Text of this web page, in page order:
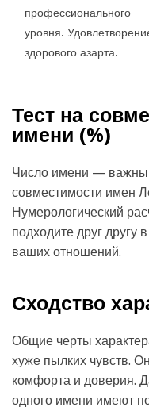
профессионального
уровня.
здорового азарта.
Тест на
имени (%)
Число имени —
совместимости имен
Нумерологический
подходите друг другу
ваших отношений.
Сходство
Общие черты
хуже пылких чувств.
комфорта и доверия.
одного имени имеют